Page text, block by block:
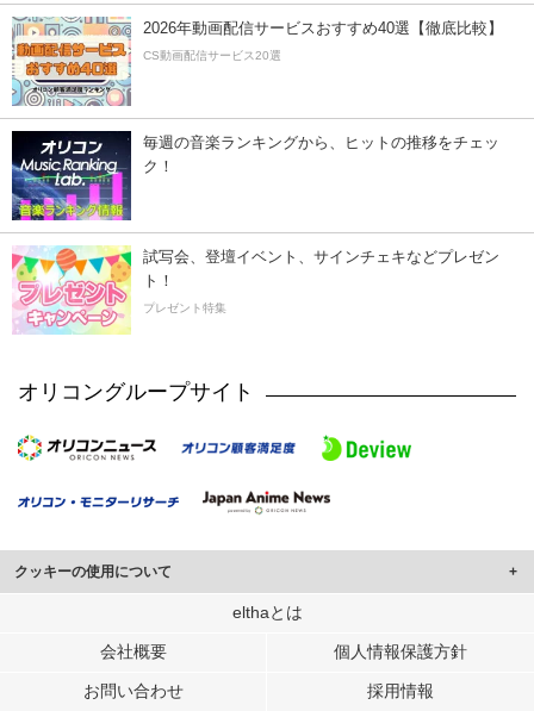
2026年動画配信サービスおすすめ40選【徹底比較】
CS動画配信サービス20選
毎週の音楽ランキングから、ヒットの推移をチェッ
ク！
試写会、登壇イベント、サインチェキなどプレゼン
ト！
プレゼント特集
オリコングループサイト
クッキーの使用について
このサイトでは Cookie を使用して、ユーザーに合わせたコンテンツや広告の
行っています。
メディアや広告配信、データ解析の各パートナーに提供しています。
elthaとは
会社概要 個人情報保護方針
お問い合わせ 採用情報